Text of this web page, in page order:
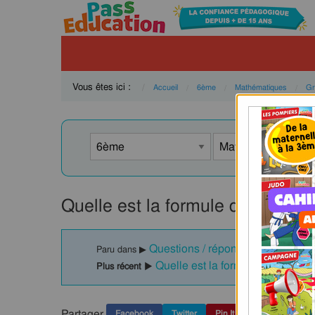
Vous êtes ici : Accueil 6ème Mathématiques
Quelle est la formule de l’aire
Paru dans ▶ Questions / réponses - Aire :
Plus récent ▶ Quelle est la formule du